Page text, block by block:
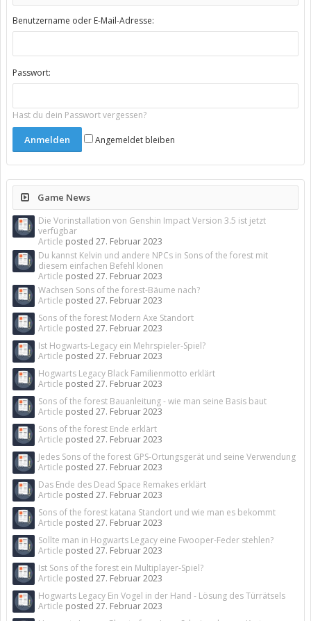
Benutzername oder E-Mail-Adresse:
Passwort:
Hast du dein Passwort vergessen?
Angemeldet bleiben
Game News
Die Vorinstallation von Genshin Impact Version 3.5 ist jetzt
verfügbar
Article posted 27. Februar 2023
Du kannst Kelvin und andere NPCs in Sons of the forest mit
diesem einfachen Befehl klonen
Article posted 27. Februar 2023
Wachsen Sons of the forest-Bäume nach?
Article posted 27. Februar 2023
Sons of the forest Modern Axe Standort
Article posted 27. Februar 2023
Ist Hogwarts-Legacy ein Mehrspieler-Spiel?
Article posted 27. Februar 2023
Hogwarts Legacy Black Familienmotto erklärt
Article posted 27. Februar 2023
Sons of the forest Bauanleitung - wie man seine Basis baut
Article posted 27. Februar 2023
Sons of the forest Ende erklärt
Article posted 27. Februar 2023
Jedes Sons of the forest GPS-Ortungsgerät und seine Verwendung
Article posted 27. Februar 2023
Das Ende des Dead Space Remakes erklärt
Article posted 27. Februar 2023
Sons of the forest katana Standort und wie man es bekommt
Article posted 27. Februar 2023
Sollte man in Hogwarts Legacy eine Fwooper-Feder stehlen?
Article posted 27. Februar 2023
Ist Sons of the forest ein Multiplayer-Spiel?
Article posted 27. Februar 2023
Hogwarts Legacy Ein Vogel in der Hand - Lösung des Türrätsels
Article posted 27. Februar 2023